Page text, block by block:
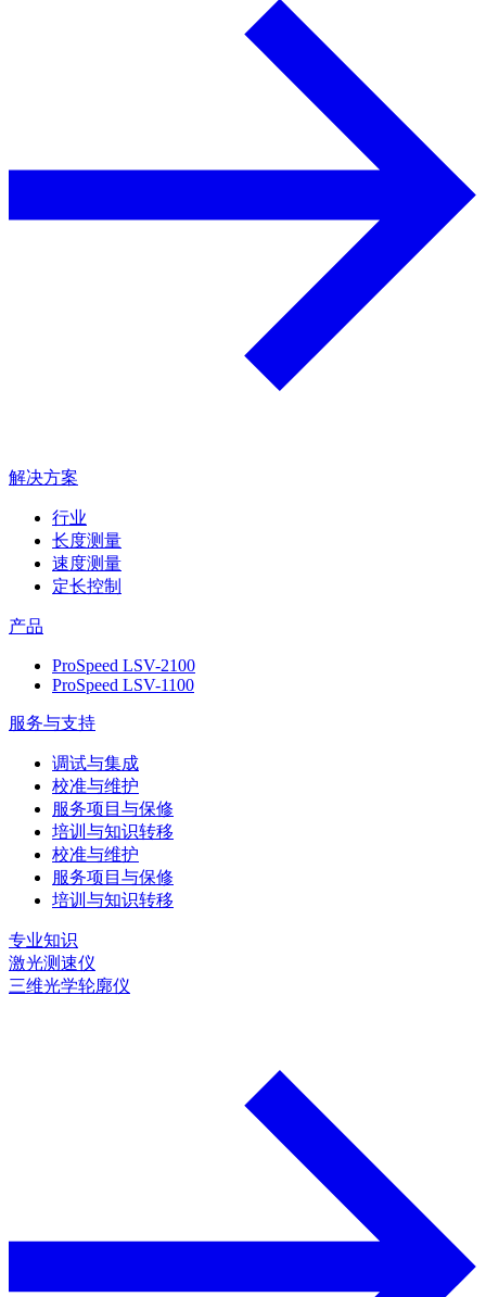
解决方案
行业
长度测量
速度测量
定长控制
产品
ProSpeed LSV-2100
ProSpeed LSV-1100
服务与支持
调试与集成
校准与维护
服务项目与保修
培训与知识转移
校准与维护
服务项目与保修
培训与知识转移
专业知识
激光测速仪
三维光学轮廓仪